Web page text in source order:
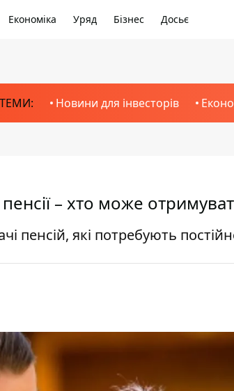
Економіка Уряд Бізнес Досьє
Новини для інвесторів
– хто може
пенсій, які потребують